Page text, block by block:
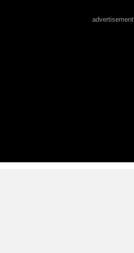
advertisement